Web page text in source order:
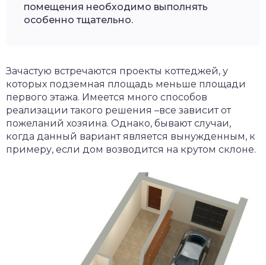
помещения необходимо выполнять
особенно тщательно.
Зачастую встречаются проекты коттеджей, у
которых подземная площадь меньше площади
первого этажа. Имеется много способов
реализации такого решения –все зависит от
пожеланий хозяина. Однако, бывают случаи,
когда данный вариант является вынужденным, к
примеру, если дом возводится на крутом склоне.